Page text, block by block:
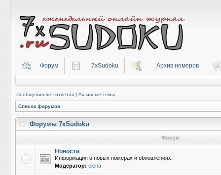
Форум 7xSudoku Архив номеров
Сообщения без ответов | Активные темы
Список форумов
Форумы 7xSudoku
Форум
Новости
Информация о новых номерах и обновлениях.
Модератор: elena